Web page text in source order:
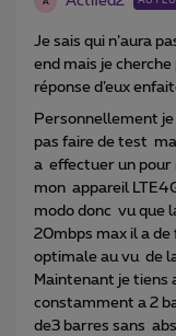
A
Je sais qui n’aura
end mais je
réponse d’eux
Personnellement je
pas faire de test
a effectuer un pour
mon appareil
modo donc vu que
20mbps max il a de
optimale au vu de
Maintenant je tiens
constamment a 2
de3 barres sans